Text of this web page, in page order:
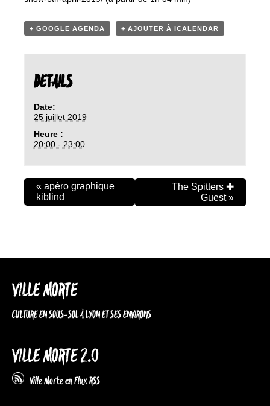
+ GOOGLE AGENDA + AJOUTER À ICALENDAR
DETAILS
Date:
25 juillet 2019
Heure :
20:00 - 23:00
« apéro graphique
kiblind
The Spitters ✚
Guest»
VILLE MORTE
CULTURE EN SOUS-SOL À LYON ET SES ENVIRONS
VILLE MORTE 2.0
Ville Morte en Flux RSS